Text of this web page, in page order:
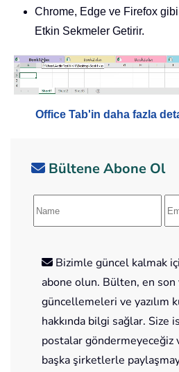
Chrome, Edge ve Firefox
Etkin Sekmeler Getirir.
Office Tab'in daha fazla
Bültene Abone Ol
Bizimle güncel kalmak
abone olun. Bülten, en son
güncellemeleri ve yazılım
hakkında bilgi sağlar. Size
postalar göndermeyeceğiz
başka şirketlerle